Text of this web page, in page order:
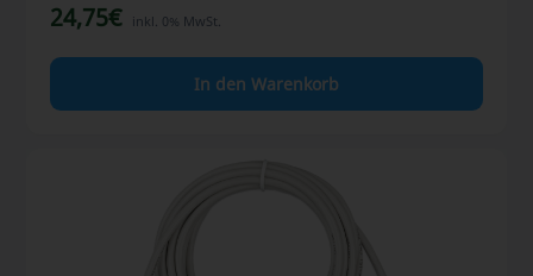
24,75€ inkl. 0% MwSt.
In den Warenkorb